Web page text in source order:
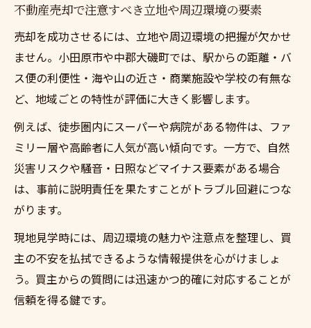
点
不動産売却時に求められる修繕や清掃の範
囲
老朽化物件でも高く売るための工夫と戦略
不動産売却で人気の現地買取と仲介の比較
不動産売却で注意すべき立地や周辺環境の要素
売却を成功させるには、立地や周辺環境の把握が欠かせ
ません。小田原市や中郡大磯町では、駅からの距離・バ
ス便の利便性・海や山の近さ・商業施設や学校の有無な
ど、地域ごとの特性が評価に大きく影響します。
例えば、徒歩圏内にスーパーや病院がある物件は、ファ
ミリー層や高齢者に人気が高い傾向です。一方で、自然
災害リスクや騒音・日照などマイナス要素がある場合
は、事前に説明責任を果たすことがトラブル回避につな
がります。
現地見学時には、周辺環境の魅力や注意点を整理し、買
主の不安を払拭できるような情報提供を心がけましょ
う。買主からの質問には迅速かつ的確に対応することが
信頼を得る鍵です。